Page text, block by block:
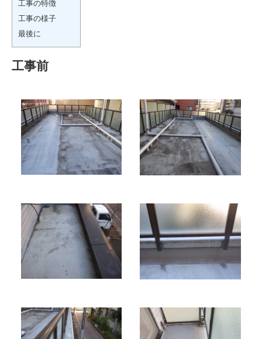
工事の特徴
工事の様子
最後に
工事前